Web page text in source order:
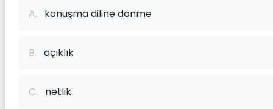
A. konuşma diline dönme
B. açıklık
C. netlik